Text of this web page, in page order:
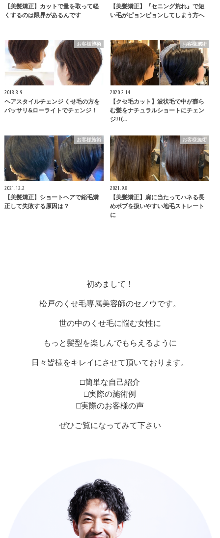
【美髪矯正】カットで量を取って軽
くするのは限界があるんです
【美髪矯正】『セニング荒れ』で短
い毛がピョンピョンしてしまう方へ
お客様施術
2018.8.9
ヘアスタイルチェンジ くせ毛の方を
バッサリ&ローライトでチェンジ！
お客様施術
2020.2.14
【クセ毛カット】波状毛で中が膨ら
む髪をナチュラルショートにチェン
ジ!!(…
お客様施術
2021.12.2
【美髪矯正】ショートヘアで縮毛矯
正して失敗する原因は？
お客様施術
2021.9.8
【美髪矯正】肩に当たってハネる長
めボブを扱いやすい地毛ストレート
に
初めまして！
松戸のくせ毛専属美容師のセノウです。
世の中のくせ毛に悩む女性に
もっと髪型を楽しんでもらえるように
日々皆様をキレイにさせて頂いております。
□簡単な自己紹介
□実際の施術例
□実際のお客様の声
ぜひご覧になってみて下さい